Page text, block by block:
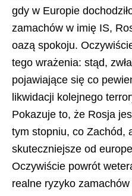
gdy w Europie
zamachów w imię IS,
oazą spokoju.
tego wrażenia: stąd,
pojawiające się co
likwidacji kolejnego
Pokazuje to, że Rosja
tym stopniu, co Zachód,
skuteczniejsze od
Oczywiście powrót
realne ryzyko